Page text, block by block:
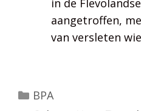
aangetroffen,
van versleten
Categorieën
BPA